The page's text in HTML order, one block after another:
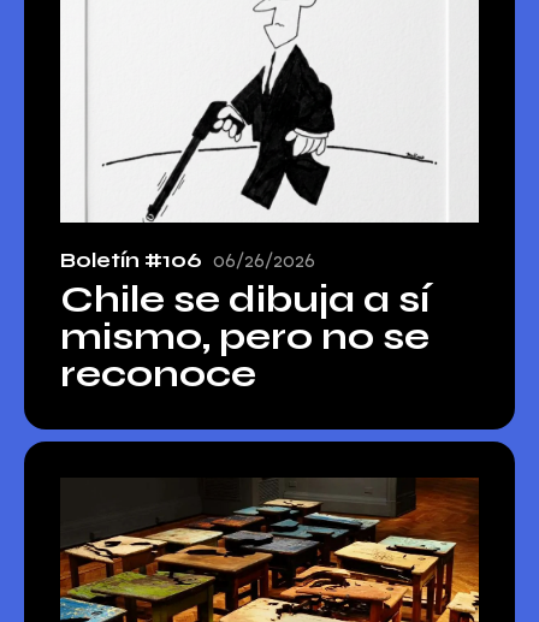
Boletín #106 06/26/2026
Chile se dibuja a sí
mismo, pero no se
reconoce